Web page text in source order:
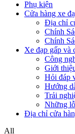
Phụ kiện
Cửa hàng xe
Địa chỉ
Chính
Chính
Xe đạp gấp và
Công
Giới
Hỏi đáp
Hướng
Trải
Những
Địa chỉ cửa
All